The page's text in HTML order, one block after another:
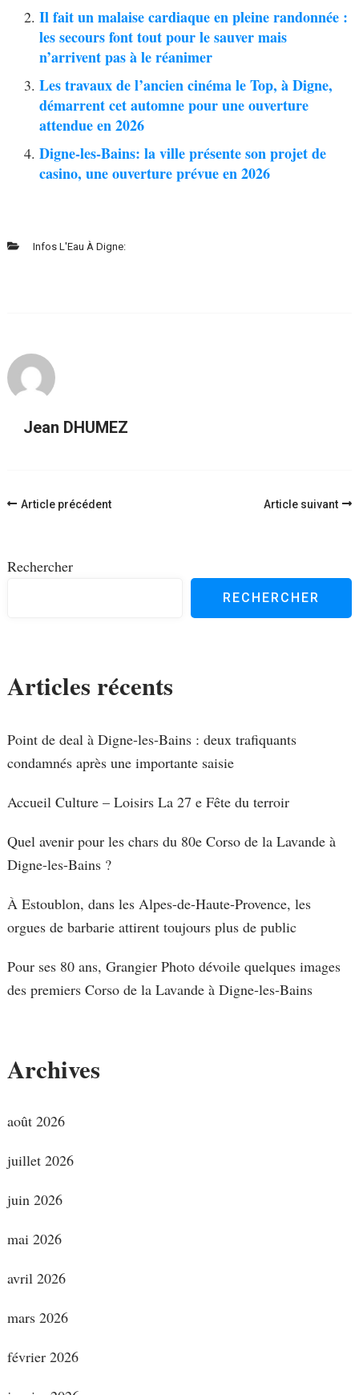
Il fait un malaise cardiaque en pleine randonnée :
les secours font tout pour le sauver mais
n’arrivent pas à le réanimer
Les travaux de l’ancien cinéma le Top, à Digne,
démarrent cet automne pour une ouverture
attendue en 2026
Digne-les-Bains: la ville présente son projet de
casino, une ouverture prévue en 2026
Infos L'Eau À Digne:
Jean DHUMEZ
Navigation
Article précédent Article suivant
Rechercher
RECHERCHER
Articles récents
Point de deal à Digne-les-Bains : deux trafiquants
condamnés après une importante saisie
Accueil Culture – Loisirs La 27 e Fête du terroir
Quel avenir pour les chars du 80e Corso de la Lavande à
Digne-les-Bains ?
À Estoublon, dans les Alpes-de-Haute-Provence, les
orgues de barbarie attirent toujours plus de public
Pour ses 80 ans, Grangier Photo dévoile quelques images
des premiers Corso de la Lavande à Digne-les-Bains
Archives
août 2026
juillet 2026
juin 2026
mai 2026
avril 2026
mars 2026
février 2026